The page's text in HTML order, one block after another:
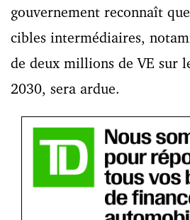
gouvernement reconnaît
cibles intermédiaires,
de deux millions de VE sur
2030, sera ardue.